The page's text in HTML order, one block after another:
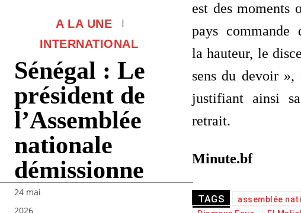
A LA UNE
INTERNATIONAL
Sénégal : Le
président de
l’Assemblée
nationale
démissionne
24 mai
2026
est des moments
pays commande
la hauteur, le
sens du devoir
justifiant ainsi
retrait.
Minute.bf
TAGS
assemblée